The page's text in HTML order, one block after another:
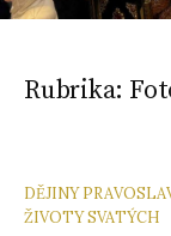
Rubrika:
DĚJINY
ŽIVOTY SVATÝCH